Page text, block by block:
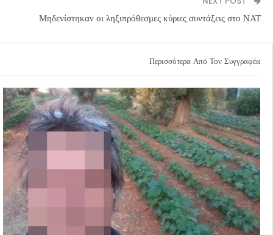
Μηδενίστηκαν οι ληξιπρόθεσμες κύριες συντάξεις στο ΝΑΤ
Περισσότερα Από Τον Συγγραφέα